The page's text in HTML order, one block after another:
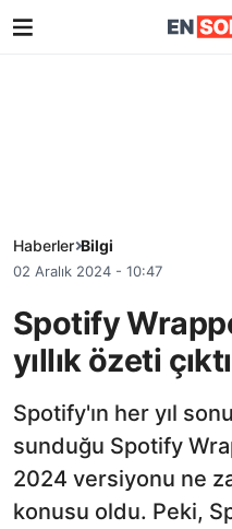
Haberler Bilgi
02 Aralık 2024 - 10:47
Spotify
yıllık özeti
Spotify'ın her yıl
sunduğu Spotify
2024 versiyonu ne
konusu oldu. Peki,